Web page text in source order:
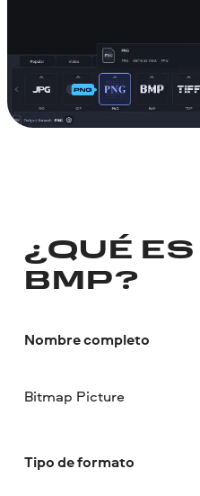
¿QUÉ ES
BMP?
Nombre completo
Bitmap Picture
Tipo de formato